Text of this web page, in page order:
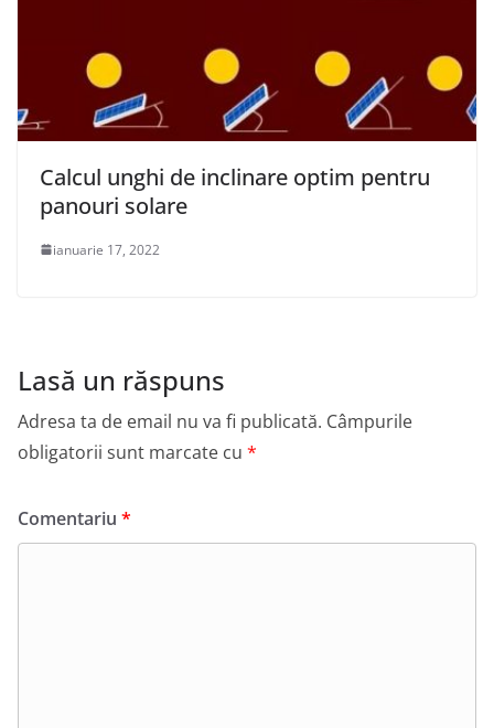
Calcul unghi de inclinare optim pentru
panouri solare
ianuarie 17, 2022
Lasă un răspuns
Adresa ta de email nu va fi publicată. Câmpurile
obligatorii sunt marcate cu *
Comentariu *